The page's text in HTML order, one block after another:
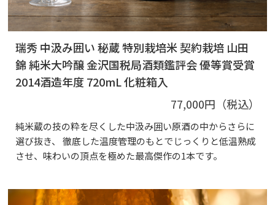
瑞秀 中汲み囲い 秘蔵 特別栽培米 契約栽培 山田
錦 純米大吟醸 金沢国税局酒類鑑評会 優等賞受賞
2014酒造年度 720mL 化粧箱入
77,000円（税込）
純米蔵の技の粋を尽くした中汲み囲い原酒の中からさらに
選び抜き、 徹底した温度管理のもとでじっくりと低温熟成
させ、味わいの頂点を極めた最高傑作の1本です。